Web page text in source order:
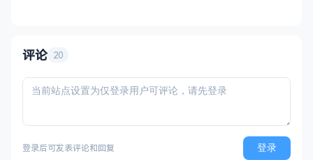
评论 20
登录后可发表评论和回复 登录